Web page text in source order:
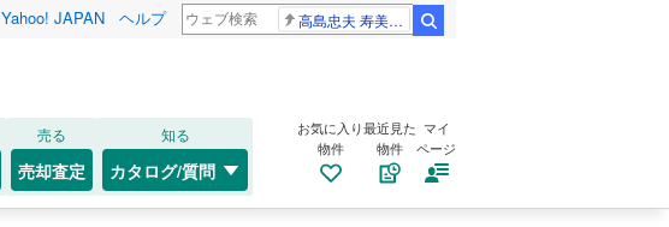
Yahoo! JAPAN ヘルプ 高島忠夫 寿美花代さん死去
売る
売却査定
知る
カタログ/質問
お気に入り
物件
最近見た
物件
マイ
ページ